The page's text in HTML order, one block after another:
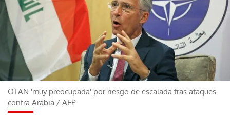
OTAN 'muy preocupada' por riesgo de escalada tras ataques
contra Arabia / AFP